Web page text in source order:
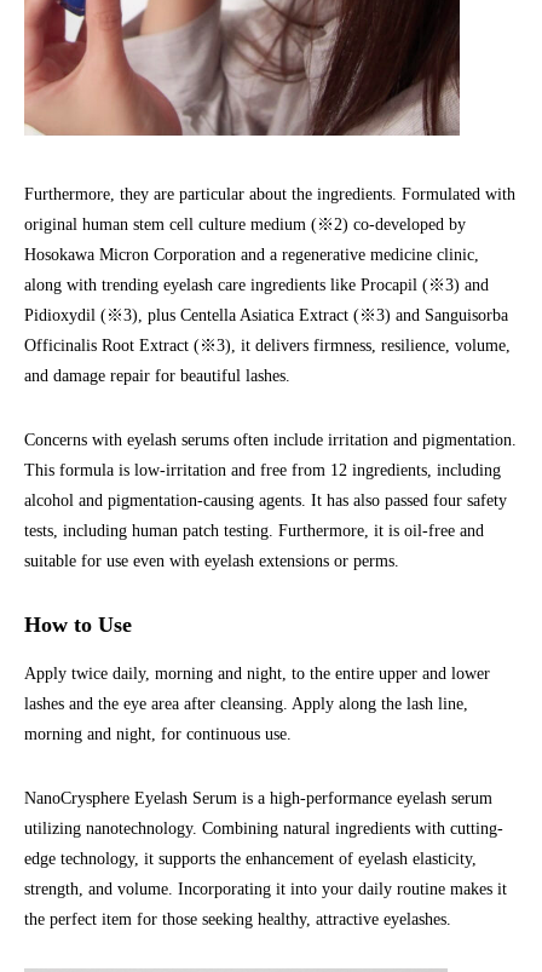
Furthermore, they are particular about the ingredients. Formulated with
original human stem cell culture medium (※2) co-developed by
Hosokawa Micron Corporation and a regenerative medicine clinic,
along with trending eyelash care ingredients like Procapil (※3) and
Pidioxydil (※3), plus Centella Asiatica Extract (※3) and Sanguisorba
Officinalis Root Extract (※3), it delivers firmness, resilience, volume,
and damage repair for beautiful lashes.
Concerns with eyelash serums often include irritation and pigmentation.
This formula is low-irritation and free from 12 ingredients, including
alcohol and pigmentation-causing agents. It has also passed four safety
tests, including human patch testing. Furthermore, it is oil-free and
suitable for use even with eyelash extensions or perms.
How to Use
Apply twice daily, morning and night, to the entire upper and lower
lashes and the eye area after cleansing. Apply along the lash line,
morning and night, for continuous use.
NanoCrysphere Eyelash Serum is a high-performance eyelash serum
utilizing nanotechnology. Combining natural ingredients with cutting-
edge technology, it supports the enhancement of eyelash elasticity,
strength, and volume. Incorporating it into your daily routine makes it
the perfect item for those seeking healthy, attractive eyelashes.